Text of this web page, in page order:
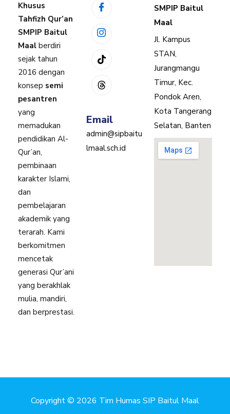
Khusus
Tahfizh Qur’an
SMPIP Baitul
Maal berdiri
sejak tahun
2016 dengan
konsep semi
pesantren
yang
memadukan
pendidikan Al-
Qur’an,
pembinaan
karakter Islami,
dan
pembelajaran
akademik yang
terarah. Kami
berkomitmen
mencetak
generasi Qur’ani
yang berakhlak
mulia, mandiri,
dan berprestasi.
Email
admin@sipbaitu
lmaal.sch.id
SMPIP Baitul
Maal
Jl. Kampus
STAN,
Jurangmangu
Timur, Kec.
Pondok Aren,
Kota Tangerang
Selatan, Banten
Copyright © 2026 Tim Humas SIP Baitul Maal